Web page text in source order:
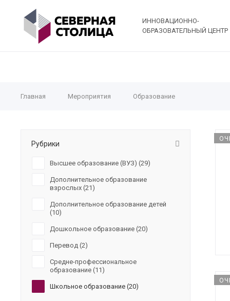
ИННОВАЦИОННО-
ОБРАЗОВАТЕЛЬНЫЙ ЦЕНТР
Главная Мероприятия Образование
Рубрики
Высшее образование (ВУЗ) (29)
Дополнительное образование
взрослых (21)
Дополнительное образование детей
(10)
Дошкольное образование (20)
Перевод (2)
Средне-профессиональное
образование (11)
Школьное образование (20)